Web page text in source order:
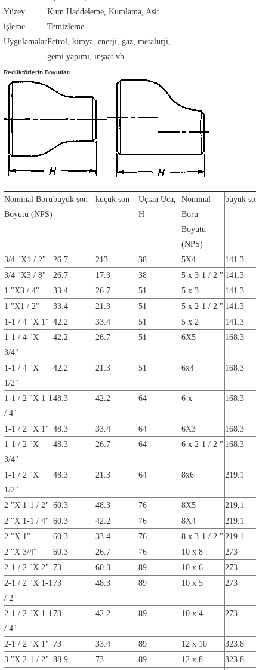
Yüzey
işleme
Kum Haddeleme, Kumlama, Asit
Temizleme.
UygulamalarPetrol, kimya, enerji, gaz, metalurji,
gemi yapımı, inşaat vb.
Redüktörlerin Boyutları
Nominal Boru
Boyutu (NPS)
büyük son küçük son
Uçtan Uca,
H
Nominal
Boru
Boyutu
(NPS)
büyük
3/4 "X1 / 2" 26.7 213 38 5X4 141.3
3/4 "X3 / 8"
26.7 17.3 38 5 x 3-1 / 2 " 141.3
1 "X3 / 4"
33.4 26.7 51 5 x 3 141.3
1 "X1 / 2"
33.4 21.3 51 5 x 2-1 / 2 " 141.3
1-1 / 4 "X 1" 42.2 33.4 51 5 x 2 141.3
1-1 / 4 "X
3/4"
42.2 26.7 51 6X5 168.3
1-1 / 4 "X
1/2"
42.2 21.3 51 6x4 168.3
1-1 / 2 "X 1-1
/ 4"
48.3 42.2 64 6 x 168.3
1-1 / 2 "X 1" 48.3 33.4 64 6X3 168.3
1-1 / 2 "X
3/4"
48.3 26.7 64 6 x 2-1 / 2 " 168.3
1-1 / 2 "X
1/2"
48.3 21.3 64 8x6 219.1
2 "X 1-1 / 2" 60.3 48.3 76 8X5 219.1
2 "X 1-1 / 4" 60.3 42.2 76 8X4 219.1
2 "X 1"
60.3 33.4 76 8 x 3-1 / 2 " 219.1
2 "X 3/4"
60.3 26.7 76 10 x 8 . 273
2-1 / 2 "X 2" 73 60.3 89 10 x 6 273
2-1 / 2 "X 1-1
/ 2"
73 48.3 89 10 x 5 273
2-1 / 2 "X 1-1
/ 4"
73 42.2 89 10 x 4 273
2-1 / 2 "X 1" 73 33.4 89 12 x 10 323.8
3 "X 2-1 / 2" 88.9 73 89 12 x 8 323.8